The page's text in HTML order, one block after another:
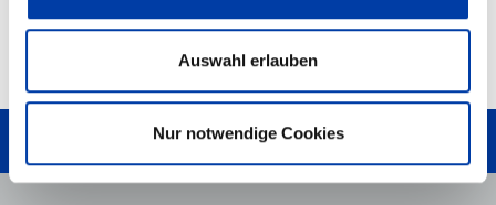
Auswahl erlauben
Nur notwendige Cookies
TO TOP
WRITE US!